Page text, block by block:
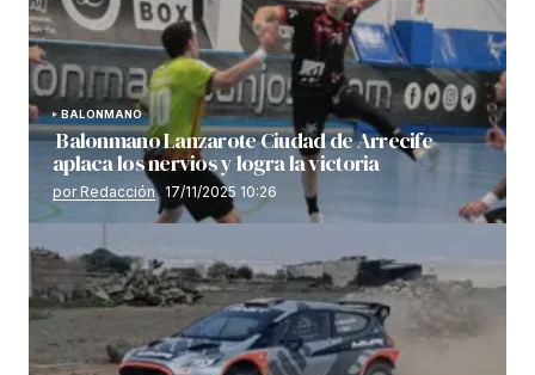
BALONMANO
Balonmano Lanzarote Ciudad de Arrecife
aplaca los nervios y logra la victoria
por Redacción 17/11/2025 10:26